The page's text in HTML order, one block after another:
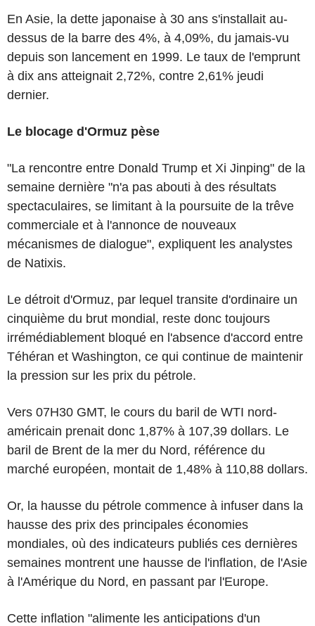
En Asie, la dette japonaise à 30 ans s'installait au-
dessus de la barre des 4%, à 4,09%, du jamais-vu
depuis son lancement en 1999. Le taux de l'emprunt
à dix ans atteignait 2,72%, contre 2,61% jeudi
dernier.
Le blocage d'Ormuz pèse
"La rencontre entre Donald Trump et Xi Jinping" de la
semaine dernière "n'a pas abouti à des résultats
spectaculaires, se limitant à la poursuite de la trêve
commerciale et à l'annonce de nouveaux
mécanismes de dialogue", expliquent les analystes
de Natixis.
Le détroit d'Ormuz, par lequel transite d'ordinaire un
cinquième du brut mondial, reste donc toujours
irrémédiablement bloqué en l'absence d'accord entre
Téhéran et Washington, ce qui continue de maintenir
la pression sur les prix du pétrole.
Vers 07H30 GMT, le cours du baril de WTI nord-
américain prenait donc 1,87% à 107,39 dollars. Le
baril de Brent de la mer du Nord, référence du
marché européen, montait de 1,48% à 110,88 dollars.
Or, la hausse du pétrole commence à infuser dans la
hausse des prix des principales économies
mondiales, où des indicateurs publiés ces dernières
semaines montrent une hausse de l'inflation, de l'Asie
à l'Amérique du Nord, en passant par l'Europe.
Cette inflation "alimente les anticipations d'un